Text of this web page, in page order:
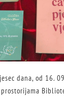
dana, od 16.